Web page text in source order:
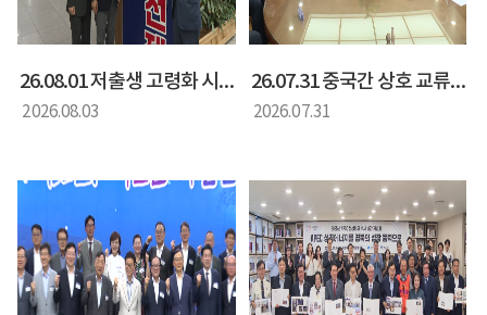
26.08.01 저출생 고령화 시대 대응 방안 정책간담회
2026.08.03
26.07.31 중국간 상호 교류 협력을 위한 간담회
2026.07.31